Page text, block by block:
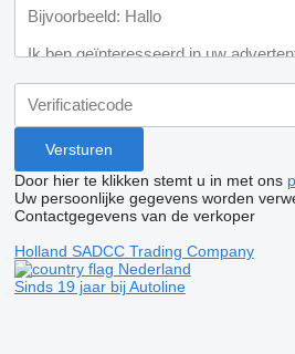
Door hier te klikken stemt u in met ons
Uw persoonlijke gegevens worden
Contactgegevens van de verkoper
Holland SADCC Trading Company
Nederland
Sinds 19 jaar bij Autoline